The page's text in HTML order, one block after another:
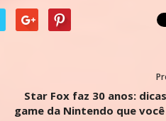
Star Fox faz 30 anos:
game da Nintendo que